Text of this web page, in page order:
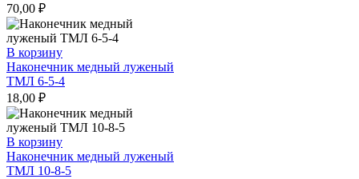
70,00 ₽
В корзину
Наконечник медный луженый
ТМЛ 6-5-4
18,00 ₽
В корзину
Наконечник медный луженый
ТМЛ 10-8-5